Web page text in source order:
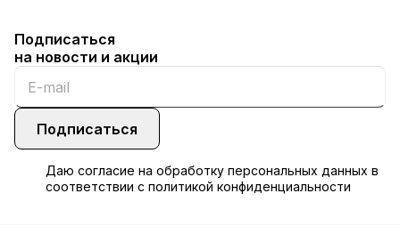
Подписаться
на новости и акции
Подписаться
Даю согласие на обработку персональных данных в
соответствии с политикой конфиденциальности